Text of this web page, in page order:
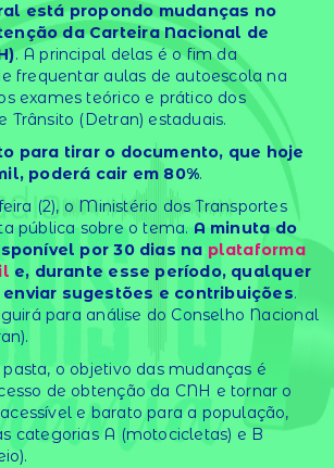
está propondo mudanças no
da Carteira Nacional de
. A principal delas é o fim da
frequentar aulas de autoescola na
exames teórico e prático dos
Trânsito (Detran) estaduais.
para tirar o documento, que hoje
poderá cair em 80%.
(2), o Ministério dos Transportes
pública sobre o tema.A minuta do
por 30 dias na plataforma
e, durante esse período, qualquer
sugestões e contribuições.
para análise do Conselho Nacional
o objetivo das mudanças é
de obtenção da CNH e tornar o
e barato para a população,
categorias A (motocicletas) e B